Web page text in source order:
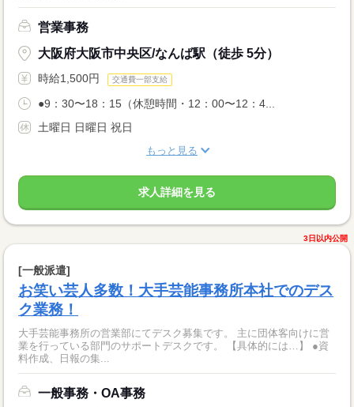
営業事務
大阪府大阪市中央区/なんば駅（徒歩 5分）
時給1,500円 交通費一部支給
●9：30〜18：15（休憩時間・12：00〜12：4...
土曜日 日曜日 祝日
もっと見る
求人詳細を見る
3日以内公開
[一般派遣]
お笑い芸人多数！大手芸能事務所本社でのデス
ク業務！
大手芸能事務所の営業部にてデスク募集です。 主に団体客向けに営
業を行っている部門のサポートデスクです。 【具体的には…】 ●資
料作成、日報の集...
一般事務・OA事務